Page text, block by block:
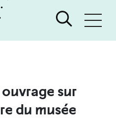
sur
du musée
site